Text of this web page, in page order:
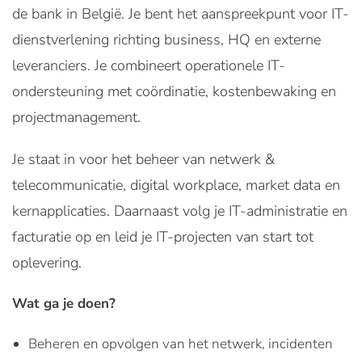
de bank in België. Je bent het aanspreekpunt voor IT-
dienstverlening richting business, HQ en externe
leveranciers. Je combineert operationele IT-
ondersteuning met coördinatie, kostenbewaking en
projectmanagement.
Je staat in voor het beheer van netwerk &
telecommunicatie, digital workplace, market data en
kernapplicaties. Daarnaast volg je IT-administratie en
facturatie op en leid je IT-projecten van start tot
oplevering.
Wat ga je doen?
Beheren en opvolgen van het netwerk, incidenten